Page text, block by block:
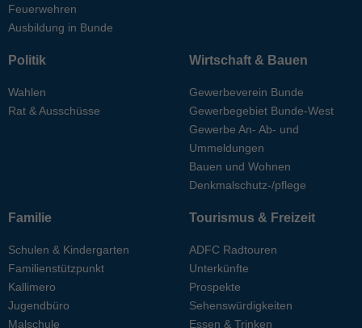
Feuerwehren
Ausbildung in Bunde
Politik
Wahlen
Rat & Ausschüsse
Wirtschaft & Bauen
Gewerbeverein Bunde
Gewerbegebiet Bunde-West
Gewerbe An- Ab- und
Ummeldungen
Bauen und Wohnen
Denkmalschutz-/pflege
Familie
Schulen & Kindergarten
Familienstützpunkt
Kallimero
Jugendbüro
Malschule
Tourismus & Freizeit
ADFC Radtouren
Unterkünfte
Prospekte
Sehenswürdigkeiten
Essen & Trinken